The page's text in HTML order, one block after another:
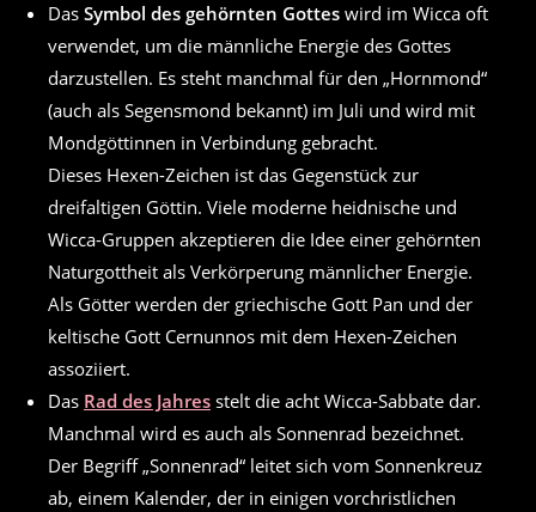
Das Symbol des gehörnten Gottes wird im Wicca oft
verwendet, um die männliche Energie des Gottes
darzustellen. Es steht manchmal für den „Hornmond“
(auch als Segensmond bekannt) im Juli und wird mit
Mondgöttinnen in Verbindung gebracht.
Dieses Hexen-Zeichen ist das Gegenstück zur
dreifaltigen Göttin. Viele moderne heidnische und
Wicca-Gruppen akzeptieren die Idee einer gehörnten
Naturgottheit als Verkörperung männlicher Energie.
Als Götter werden der griechische Gott Pan und der
keltische Gott Cernunnos mit dem Hexen-Zeichen
assoziiert.
Das Rad des Jahres stelt die acht Wicca-Sabbate dar.
Manchmal wird es auch als Sonnenrad bezeichnet.
Der Begriff „Sonnenrad“ leitet sich vom Sonnenkreuz
ab, einem Kalender, der in einigen vorchristlichen